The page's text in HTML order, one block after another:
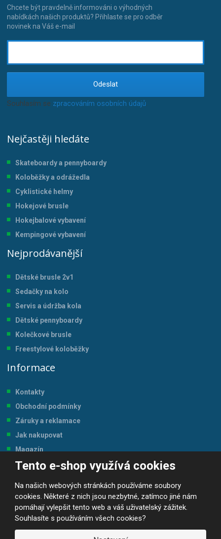
Tento e-shop využívá cookies
Na našich webových stránkách používáme soubory
cookies. Některé z nich jsou nezbytné, zatímco jiné nám
pomáhají vylepšit tento web a váš uživatelský zážitek.
Souhlasíte s používáním všech cookies?
Chcete být pravdelně informováni o výhodných
nabídkách našich produktů? Přihlaste se pro odběr
novinek na Váš e-mail
Odeslat
Souhlasím se zpracováním osobních údajů.
Nejčastěji hledáte
Skateboardy a pennyboardy
Koloběžky a odrážedla
Cyklistické helmy
Hokejové brusle
Hokejbalové vybavení
Kempingové vybavení
Nejprodávanější
Dětské brusle 2v1
Sedačky na kolo
Servis a údržba kola
Dětské pennyboardy
Kolečkové brusle
Freestylové koloběžky
Informace
Kontakty
Obchodní podmínky
Záruky a reklamace
Jak nakupovat
Magazín
Tabulka velikostí
© 2026, JP-SPORT.CZ SPORTOVNÍ POTŘEBY
Prohlášení o přístupnosti |Mapa stránek ||GDPR